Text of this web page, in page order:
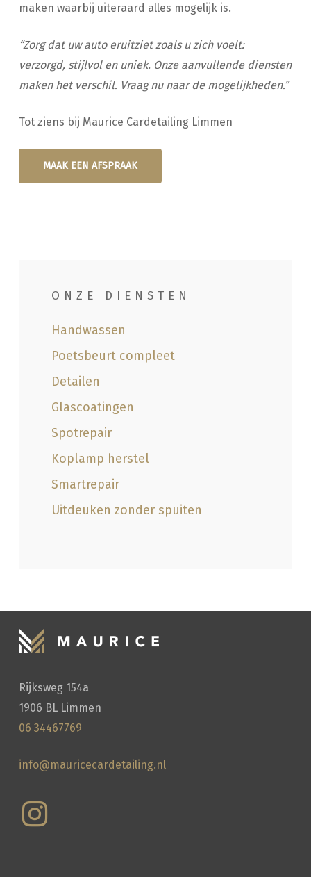
maken waarbij uiteraard alles mogelijk is.
“Zorg dat uw auto eruitziet zoals u zich voelt:
verzorgd, stijlvol en uniek. Onze aanvullende diensten
maken het verschil. Vraag nu naar de mogelijkheden.”
Tot ziens bij Maurice Cardetailing Limmen
MAAK EEN AFSPRAAK
ONZE DIENSTEN
Handwassen
Poetsbeurt compleet
Detailen
Glascoatingen
Spotrepair
Koplamp herstel
Smartrepair
Uitdeuken zonder spuiten
Rijksweg 154a
1906 BL Limmen
06 34467769
info@mauricecardetailing.nl